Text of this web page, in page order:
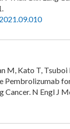
M, Kato T, Tsuboi
Pembrolizumab
Cancer. N Engl J